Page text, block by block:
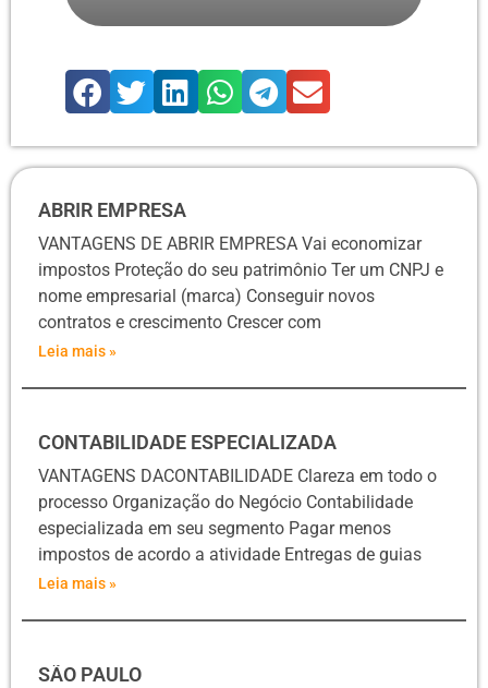
ABRIR EMPRESA
VANTAGENS DE ABRIR EMPRESA Vai economizar
impostos Proteção do seu patrimônio Ter um CNPJ e
nome empresarial (marca) Conseguir novos
contratos e crescimento Crescer com
Leia mais »
CONTABILIDADE ESPECIALIZADA
VANTAGENS DACONTABILIDADE Clareza em todo o
processo Organização do Negócio Contabilidade
especializada em seu segmento Pagar menos
impostos de acordo a atividade Entregas de guias
Leia mais »
SÃO PAULO